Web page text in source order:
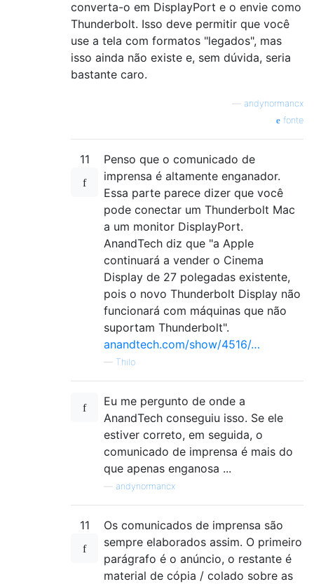
converta-o em DisplayPort e o envie como
Thunderbolt. Isso deve permitir que você
use a tela com formatos "legados", mas
isso ainda não existe e, sem dúvida, seria
bastante caro.
andynormancx
fonte
11
Penso que o comunicado de
imprensa é altamente enganador.
Essa parte parece dizer que você
pode conectar um Thunderbolt Mac
a um monitor DisplayPort.
AnandTech diz que "a Apple
continuará a vender o Cinema
Display de 27 polegadas existente,
pois o novo Thunderbolt Display não
funcionará com máquinas que não
suportam Thunderbolt".
anandtech.com/show/4516/…
— Thilo
Eu me pergunto de onde a
AnandTech conseguiu isso. Se ele
estiver correto, em seguida, o
comunicado de imprensa é mais do
que apenas enganosa ...
andynormancx
11
Os comunicados de imprensa são
sempre elaborados assim. O primeiro
parágrafo é o anúncio, o restante é
material de cópia / colado sobre as